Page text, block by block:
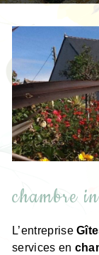
chambre
L’entreprise
services en